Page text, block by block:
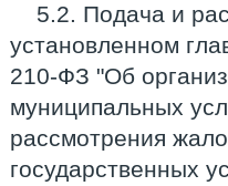
5.2. Подача и
установленном
210-ФЗ "Об
муниципальных
рассмотрения
государственных